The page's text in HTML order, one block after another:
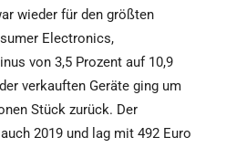
wieder für den größten
Electronics,
von 3,5 Prozent auf 10,9
verkauften Geräte ging um
Stück zurück. Der
2019 und lag mit 492 Euro